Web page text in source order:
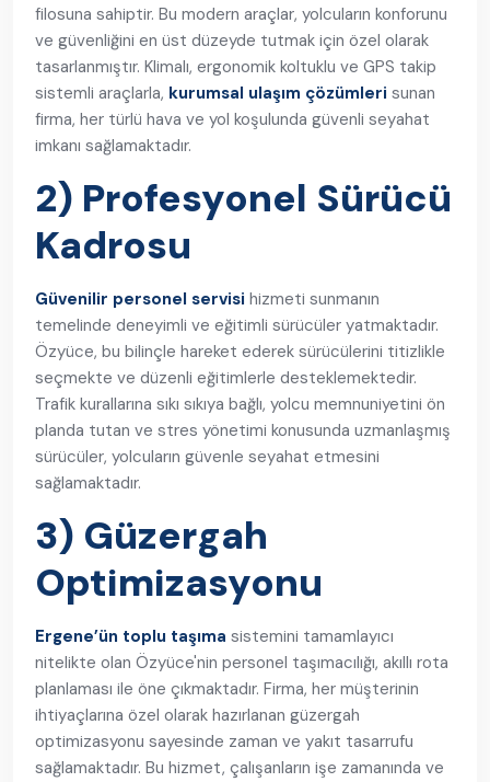
filosuna sahiptir. Bu modern araçlar, yolcuların konforunu
ve güvenliğini en üst düzeyde tutmak için özel olarak
tasarlanmıştır. Klimalı, ergonomik koltuklu ve GPS takip
sistemli araçlarla, kurumsal ulaşım çözümleri sunan
firma, her türlü hava ve yol koşulunda güvenli seyahat
imkanı sağlamaktadır.
2) Profesyonel Sürücü
Kadrosu
Güvenilir personel servisi hizmeti sunmanın
temelinde deneyimli ve eğitimli sürücüler yatmaktadır.
Özyüce, bu bilinçle hareket ederek sürücülerini titizlikle
seçmekte ve düzenli eğitimlerle desteklemektedir.
Trafik kurallarına sıkı sıkıya bağlı, yolcu memnuniyetini ön
planda tutan ve stres yönetimi konusunda uzmanlaşmış
sürücüler, yolcuların güvenle seyahat etmesini
sağlamaktadır.
3) Güzergah
Optimizasyonu
Ergene’ün toplu taşıma sistemini tamamlayıcı
nitelikte olan Özyüce'nin personel taşımacılığı, akıllı rota
planlaması ile öne çıkmaktadır. Firma, her müşterinin
ihtiyaçlarına özel olarak hazırlanan güzergah
optimizasyonu sayesinde zaman ve yakıt tasarrufu
sağlamaktadır. Bu hizmet, çalışanların işe zamanında ve